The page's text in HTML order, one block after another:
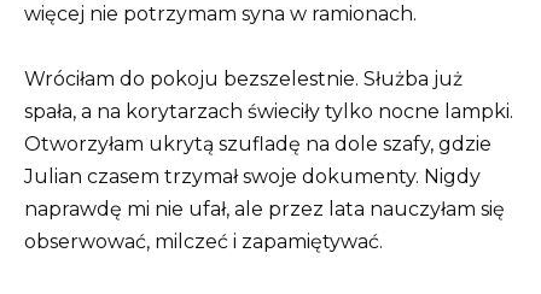
więcej nie potrzymam syna w ramionach.
Wróciłam do pokoju bezszelestnie. Służba już
spała, a na korytarzach świeciły tylko nocne lampki.
Otworzyłam ukrytą szufladę na dole szafy, gdzie
Julian czasem trzymał swoje dokumenty. Nigdy
naprawdę mi nie ufał, ale przez lata nauczyłam się
obserwować, milczeć i zapamiętywać.